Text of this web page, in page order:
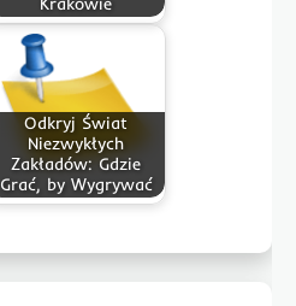
Odkryj Świat
Niezwykłych
Zakładów: Gdzie
Grać, by Wygrywać